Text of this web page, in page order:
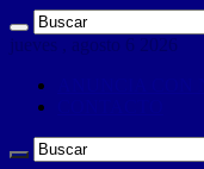
jueves , agosto 6 2026